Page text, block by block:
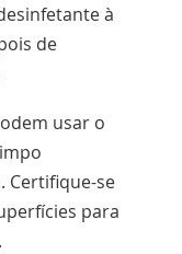
à
de
usar o
Certifique-se
para